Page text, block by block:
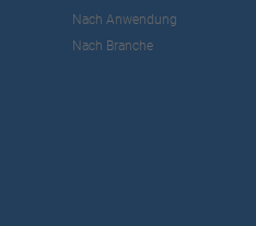
Nach Anwendung
Nach Branche